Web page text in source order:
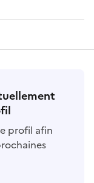
profil afin